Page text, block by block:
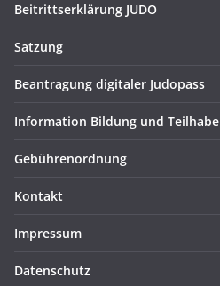
Beitrittserklärung JUDO
Satzung
Beantragung digitaler Judopass
Information Bildung und Teilhabe
Gebührenordnung
Kontakt
Impressum
Datenschutz